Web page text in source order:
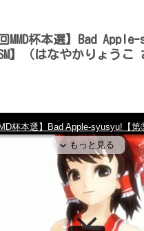
MMD杯本選】Bad
】（はなやかりょうこ